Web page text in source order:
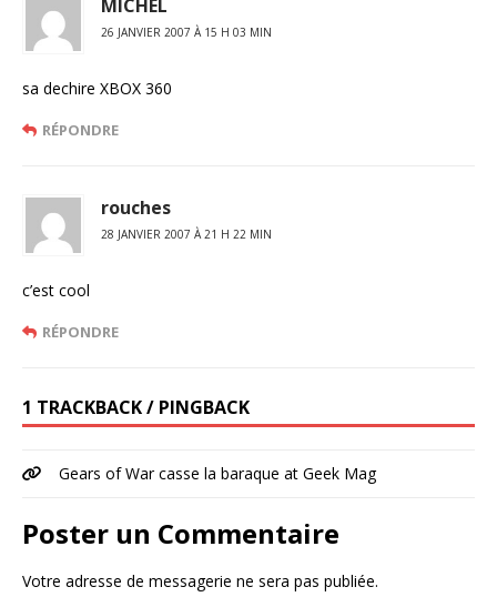
MICHEL
26 JANVIER 2007 À 15 H 03 MIN
sa dechire XBOX 360
RÉPONDRE
rouches
28 JANVIER 2007 À 21 H 22 MIN
c’est cool
RÉPONDRE
1 TRACKBACK / PINGBACK
Gears of War casse la baraque at Geek Mag
Poster un Commentaire
Votre adresse de messagerie ne sera pas publiée.